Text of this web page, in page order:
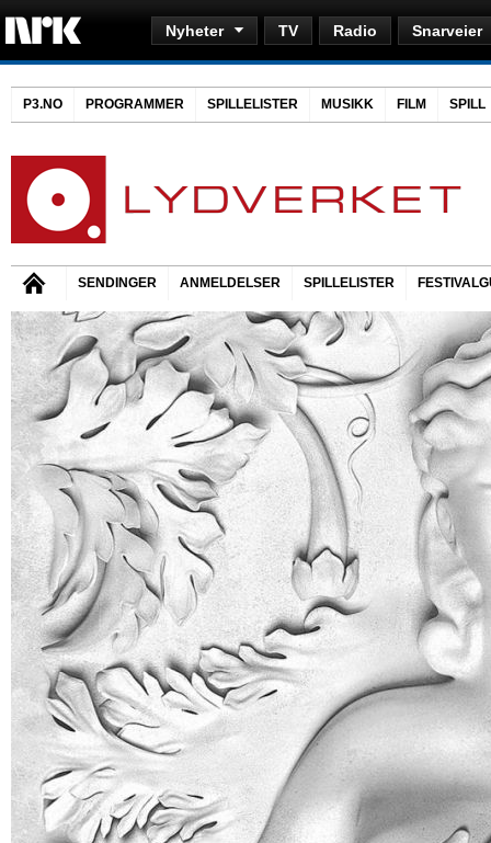
Nyheter TV Radio Snarveier
P3.NO PROGRAMMER SPILLELISTER MUSIKK FILM SPILL
SENDINGER ANMELDELSER SPILLELISTER